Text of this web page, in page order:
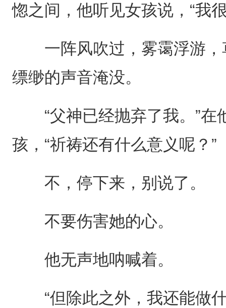
惚之间，他听见女孩说，“我
一阵风吹过，雾霭浮游，
缥缈的声音淹没。
“父神已经抛弃了我。”在
孩，“祈祷还有什么意义呢？”
不，停下来，别说了。
不要伤害她的心。
他无声地呐喊着。
“但除此之外，我还能做什